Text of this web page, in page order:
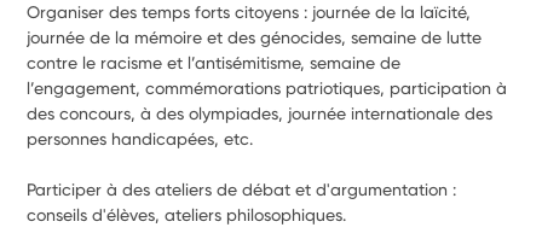
Organiser des temps forts citoyens : journée de la laïcité,
journée de la mémoire et des génocides, semaine de lutte
contre le racisme et l’antisémitisme, semaine de
l’engagement, commémorations patriotiques, participation à
des concours, à des olympiades, journée internationale des
personnes handicapées, etc.
Participer à des ateliers de débat et d'argumentation :
conseils d'élèves, ateliers philosophiques.